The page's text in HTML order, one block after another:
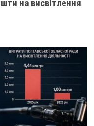
на висвітлення